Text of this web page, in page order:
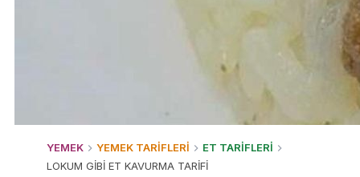
YEMEK YEMEK TARİFLERİ
ET TARİFLERİ
LOKUM GİBİ ET KAVURMA TARİFİ